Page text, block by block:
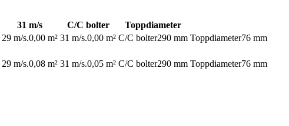
31 m/s C/C bolter
Toppdiameter
29 m/s.0,00 m² 31 m/s.0,00 m² C/C bolter290 mm Toppdiameter76 mm
29 m/s.0,08 m² 31 m/s.0,05 m² C/C bolter290 mm Toppdiameter76 mm